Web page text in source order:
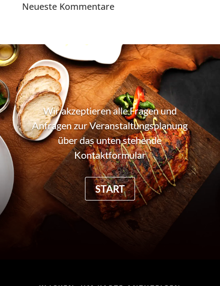
Neueste Kommentare
Wir akzeptieren alle Fragen und
Anfragen zur Veranstaltungsplanung
über das unten stehende
Kontaktformular
START